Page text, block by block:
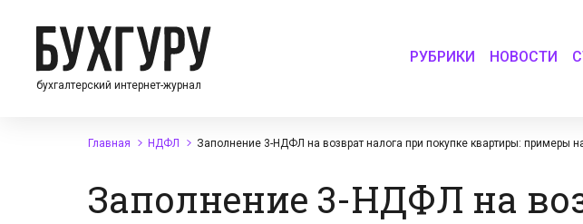
бухгалтерский интернет-журнал
РУБРИКИ НОВОСТИ
Главная НДФЛ Заполнение 3-НДФЛ на возврат налога при покупке квартиры: примеры
Заполнение 3-НДФЛ на